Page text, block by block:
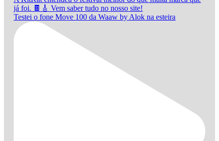
Testei o fone Move 100 da Waaw by Alok na esteira